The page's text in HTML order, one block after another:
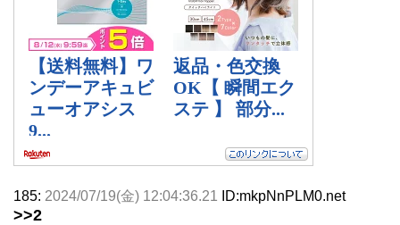
185: 2024/07/19(金) 12:04:36.21 ID:mkpNnPLM0.net
>>2